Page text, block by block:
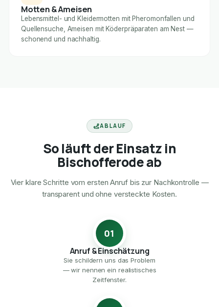
Motten & Ameisen
Lebensmittel- und Kleidermotten mit Pheromonfallen und
Quellensuche, Ameisen mit Köderpräparaten am Nest —
schonend und nachhaltig.
ABLAUF
So läuft der Einsatz in
Bischofferode ab
Vier klare Schritte vom ersten Anruf bis zur Nachkontrolle —
transparent und ohne versteckte Kosten.
01
Anruf & Einschätzung
Sie schildern uns das Problem
— wir nennen ein realistisches
Zeitfenster.